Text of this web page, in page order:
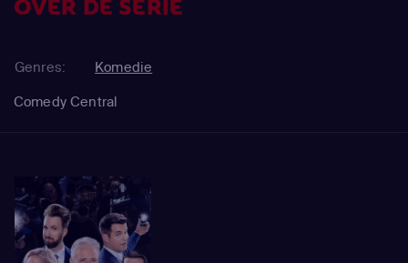
OVER DE SERIE
Genres:
Komedie
Comedy Central